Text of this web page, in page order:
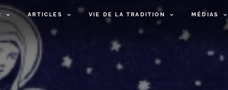
ARTICLES VIE DE LA TRADITION MÉDIAS